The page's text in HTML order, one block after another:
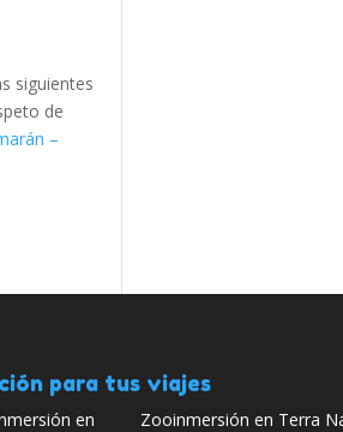
siguientes
de
–
para tus viajes
Zooinmersión en Terra